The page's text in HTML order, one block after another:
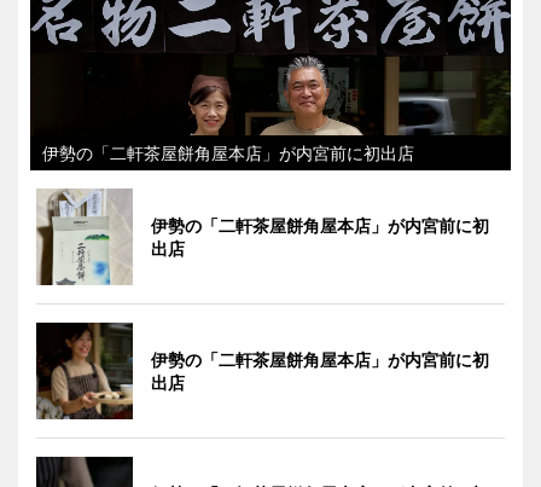
伊勢の「二軒茶屋餅角屋本店」が内宮前に初出店
伊勢の「二軒茶屋餅角屋本店」が内宮前に初
出店
伊勢の「二軒茶屋餅角屋本店」が内宮前に初
出店